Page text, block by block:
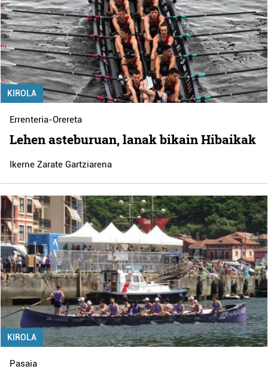
KIROLA
Errenteria-Orereta
Lehen asteburuan, lanak bikain Hibaikak
Ikerne Zarate Gartziarena
KIROLA
Pasaia